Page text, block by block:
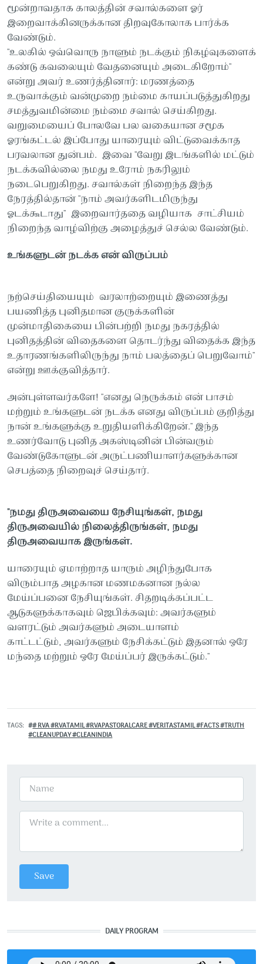
மூன்றாவதாக காலத்தின் சவால்களை ஓர்
இறைவாக்கினருக்கான திறவுகோலாக பார்க்க
வேண்டும்.
"உலகில் ஒவ்வொரு நாளும் நடக்கும் நிகழ்வுகளைக்
கண்டு கவலையும் வேதனையும் அடைகிறோம்"
என்று அவர் உணர்த்தினார்: மரணத்தை
உருவாக்கும் வன்முறை நம்மை காயப்படுத்துகிறது
சமத்துவமின்மை நம்மை சவால் செய்கிறது.
வறுமையைப் போலவே பல வகையான சமூக
ஓரங்கட்டல் இப்போது யாரையும் விட்டுவைக்காத
பரவலான துன்பம். இவை "வேறு இடங்களில் மட்டும்
நடக்கவில்லை நமது உரோம் நகரிலும்
நடைபெறுகிறது. சவால்கள் நிறைந்த இந்த
நேரத்தில்தான் "நாம் அவர்களிடமிருந்து
ஓடக்கூடாது" இறைவார்ததை வழியாக சாட்சியம்
நிறைந்த வாழ்விற்கு அழைத்துச் செல்ல வேண்டும்.
உங்களுடன் நடக்க என் விருப்பம்
நற்செய்தியையும் வரலாற்றையும் இணைத்து
பயணித்த புனிதமான குருக்களின்
முன்மாதிகையை பின்பற்றி நமது நகரத்தில்
புனிதத்தின் விதைகளை தொடர்ந்து விதைக்க இந்த
உதாரணங்களிலிருந்து நாம் பலத்தைப் பெறுவோம்"
என்று ஊக்குவித்தார்.
அன்புள்ளவர்களே! "எனது நெருக்கம் என் பாசம்
மற்றும் உங்களுடன் நடக்க எனது விருப்பம் குறித்து
நான் உங்களுக்கு உறுதியளிக்கிறேன்." இந்த
உணர்வோடு புனித அகஸ்டினின் பின்வரும்
வேண்டுகோளுடன் அருட்பணியாளர்களுக்கான
செபத்தை நிறைவுச் செய்தார்.
"நமது திருஅவையை நேசியுங்கள், நமது
திருஅவையில் நிலைத்திருங்கள், நமது
திருஅவையாக இருங்கள்.
யாரையும் ஏமாற்றாத யாரும் அழிந்துபோக
விரும்பாத அழகான மணமகனான நல்ல
மேய்ப்பனை நேசியுங்கள். சிதறடிக்கப்பட்ட
ஆடுகளுக்காகவும் ஜெபிக்கவும்: அவர்களும்
வளரட்டும் அவர்களும் அடையாளம்
காட்டட்டும், அவர்களும் நேசிக்கட்டும் இதனால் ஒரே
மந்தை மற்றும் ஒரே மேய்ப்பர் இருக்கட்டும்."
TAGS
# RVA #RVATAMIL #RVAPASTORALCARE #VERITASTAMIL #FACTS #TRUTH
#CLEANUPDAY #CLEANINDIA
DAILY PROGRAM